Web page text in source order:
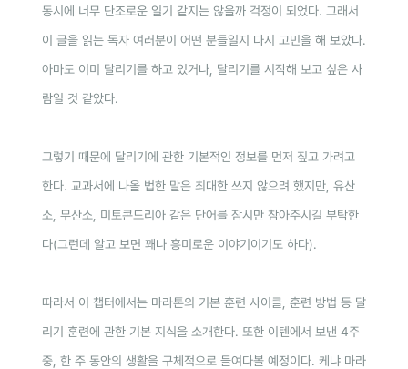
동시에 너무 단조로운 일기 같지는 않을까 걱정이 되었다. 그래서
이 글을 읽는 독자 여러분이 어떤 분들일지 다시 고민을 해 보았다.
아마도 이미 달리기를 하고 있거나, 달리기를 시작해 보고 싶은 사
람일 것 같았다.
그렇기 때문에 달리기에 관한 기본적인 정보를 먼저 짚고 가려고
한다. 교과서에 나올 법한 말은 최대한 쓰지 않으려 했지만, 유산
소, 무산소, 미토콘드리아 같은 단어를 잠시만 참아주시길 부탁한
다(그런데 알고 보면 꽤나 흥미로운 이야기이기도 하다).
따라서 이 챕터에서는 마라톤의 기본 훈련 사이클, 훈련 방법 등 달
리기 훈련에 관한 기본 지식을 소개한다. 또한 이텐에서 보낸 4주
중, 한 주 동안의 생활을 구체적으로 들여다볼 예정이다. 케냐 마라